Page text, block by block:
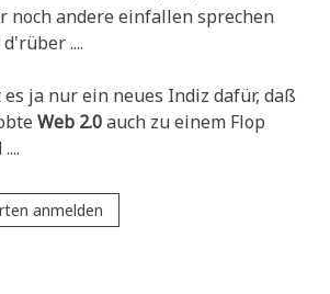
noch ande­re ein­fal­len spre­chen
....
ja nur ein neu­es Indiz dafür, daß
Web 2.0auch zu einem Flop
anmelden